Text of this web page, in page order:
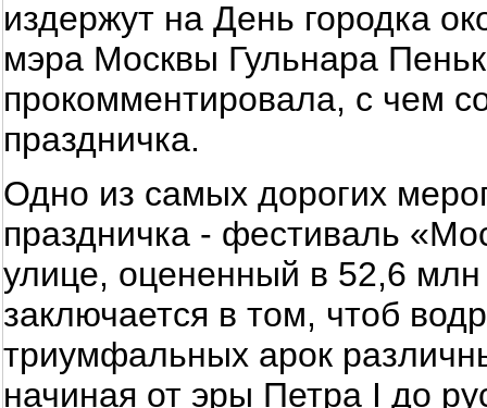
издержут на День городка
мэра Москвы Гульнара
прокомментировала, с чем
праздничка.
Одно из самых дорогих
праздничка - фестиваль
улице, оцененный в 52,6 млн
заключается в том, чтоб
триумфальных арок
начиная от эры Петра I до